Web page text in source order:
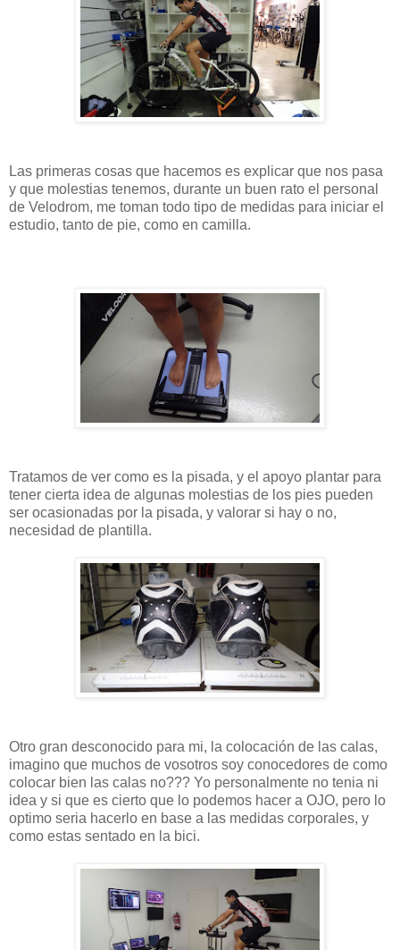
Las primeras cosas que hacemos es explicar que nos pasa
y que molestias tenemos, durante un buen rato el personal
de Velodrom, me toman todo tipo de medidas para iniciar el
estudio, tanto de pie, como en camilla.
Tratamos de ver como es la pisada, y el apoyo plantar para
tener cierta idea de algunas molestias de los pies pueden
ser ocasionadas por la pisada, y valorar si hay o no,
necesidad de plantilla.
Otro gran desconocido para mi, la colocación de las calas,
imagino que muchos de vosotros soy conocedores de como
colocar bien las calas no??? Yo personalmente no tenia ni
idea y si que es cierto que lo podemos hacer a OJO, pero lo
optimo seria hacerlo en base a las medidas corporales, y
como estas sentado en la bici.